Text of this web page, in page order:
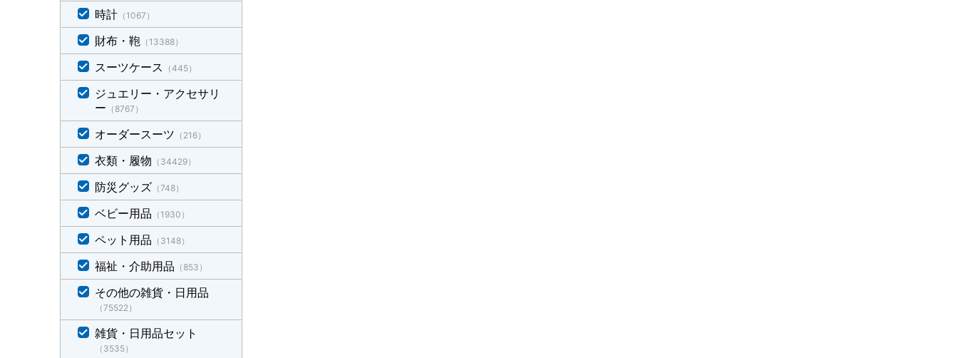
時計 （1067）
財布・鞄 （13388）
スーツケース （445）
ジュエリー・アクセサリ
ー （8767）
オーダースーツ （216）
衣類・履物 （34429）
防災グッズ （748）
ベビー用品 （1930）
ペット用品 （3148）
福祉・介助用品 （853）
その他の雑貨・日用品
（75522）
雑貨・日用品セット
（3535）